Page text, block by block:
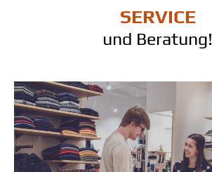
SERVICE
und Beratung!